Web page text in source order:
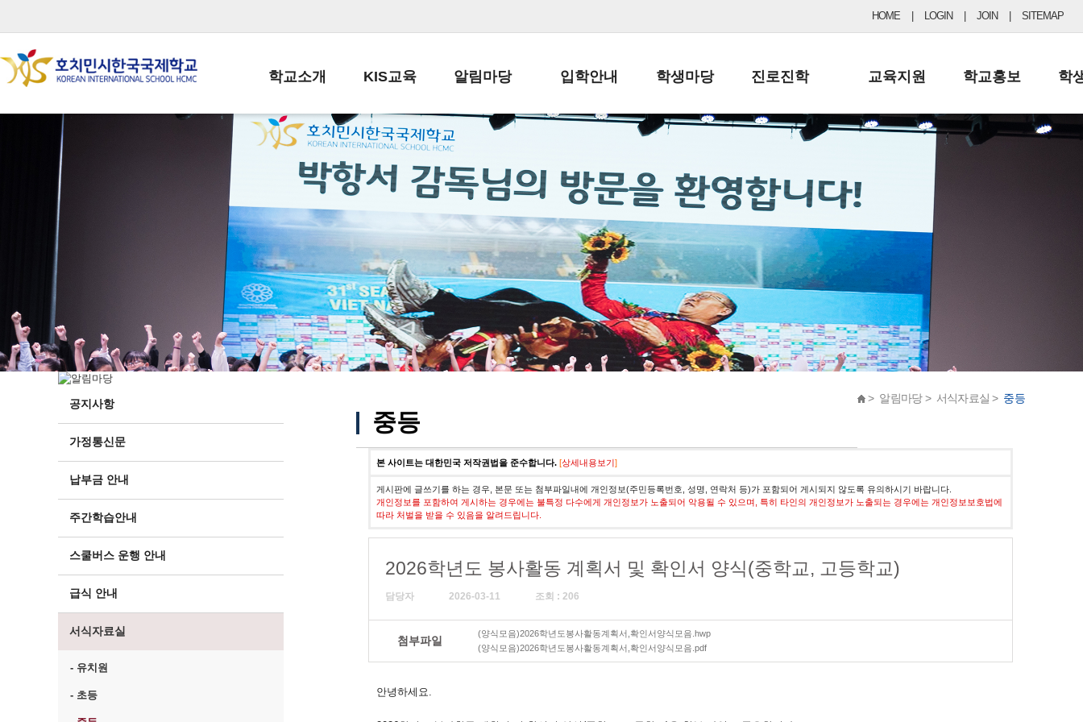
HOME LOGIN JOIN SITEMAP
학교소개
학교장인사말
학교상징
학교연혁
교직원현황
학생현황
위치/전화
전경사진
KIS교육
교육목표
학사일정
일과시간표
성과평가자료
알림마당
공지사항
납부금 안내
스쿨버스 운행 안내
급식안내
서식자료실
학부모방
정기고사 기출문제
입학안내
전-편입 서류양식
입학금/수업료
교복구입안내
학생마당
학생생활규정
학교신문
자율진로동아리
유초등 소식지
진로진학
공지사항 및 입시자료
드림레터
교육지원
행정실
학교운영위원회
학교건축기금
학교홍보
보도자료
학
공지사항
가정통신문
납부금 안내
주간학습안내
스쿨버스 운행 안내
급식 안내
서식자료실
- 유치원
- 초등
> 알림마당 > 서식자료실 > 중등
중등
본 사이트는 대한민국 저작권법을 준수합니다. [상세내용보기]
게시판에 글쓰기를 하는 경우, 본문 또는 첨부파일내에 개인정보(주민등록번호, 성명, 연락처 등)가 포함되어 게시되지 않도록 유의하시기 바랍니다.
개인정보를 포함하여 게시하는 경우에는 불특정 다수에게 개인정보가 노출되어 악용될 수 있으며, 특히 타인의 개인정보가 노출되는 경우에는 개인정보보호법에
따라 처벌을 받을 수 있음을 알려드립니다.
2026학년도 봉사활동 계획서 및 확인서 양식(중학교, 고등학교)
담당자 2026-03-11 조회 : 206
첨부파일
(양식모음)2026학년도봉사활동계획서,확인서양식모음.hwp
(양식모음)2026학년도봉사활동계획서,확인서양식모음.pdf
안녕하세요.